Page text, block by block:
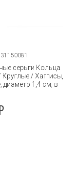
серьги Кольца
/ Хаггисы,
диаметр 1,4 см, в